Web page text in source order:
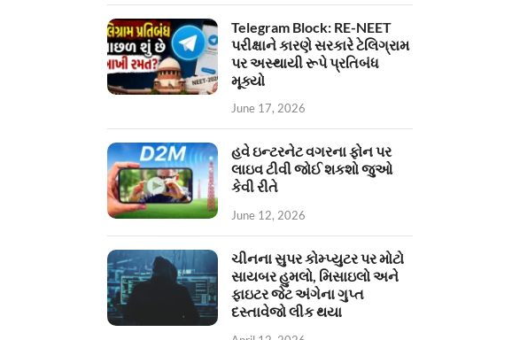
Telegram Block: RE-NEET
પરીક્ષાને કારણે સરકારે ટેલિગ્રામ
પર અસ્થાયી રૂપે પ્રતિબંધ
મૂક્યો
June 17, 2026
હવે ઇન્ટરનેટ વગરના ફોન પર
લાઇવ ટીવી જોઈ શકશો જુઓ
કેવી રીતે
June 12, 2026
ચીનના સુપર કોમ્પ્યુટર પર મોટો
સાયબર હુમલો, મિસાઇલો અને
ફાઇટર જેટ અંગેના ગુપ્ત
દસ્તાવેજો લીક થયા